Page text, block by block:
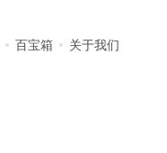
百宝箱 关于我们